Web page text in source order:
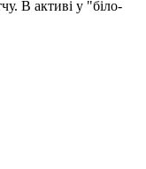
В активі у "біло-